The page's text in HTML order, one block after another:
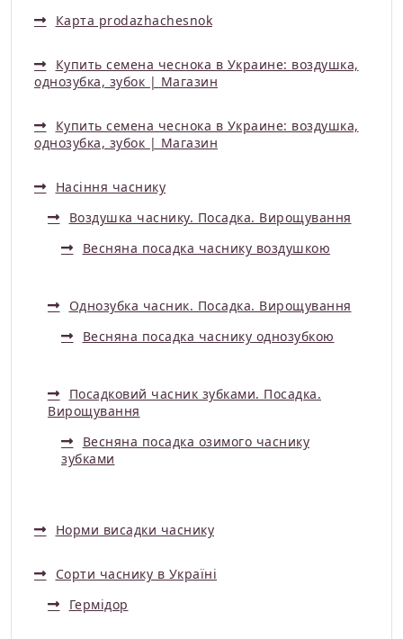
Карта prodazhachesnok
Купить семена чеснока в Украине: воздушка,
однозубка, зубок | Магазин
Купить семена чеснока в Украине: воздушка,
однозубка, зубок | Магазин
Насіння часнику
Воздушка часнику. Посадка. Вирощування
Весняна посадка часнику воздушкою
Однозубка часник. Посадка. Вирощування
Весняна посадка часнику однозубкою
Посадковий часник зубками. Посадка.
Вирощування
Весняна посадка озимого часнику
зубками
Норми висадки часнику
Сорти часнику в Україні
Гермідор